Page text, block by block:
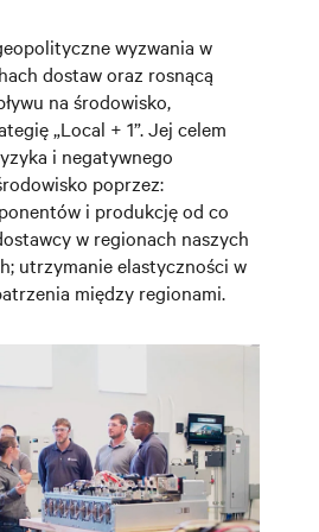
wyzwania w
dostaw oraz rosnącą
na środowisko,
„Local + 1”. Jej celem
i negatywnego
poprzez:
i produkcję od co
w regionach naszych
utrzymanie elastyczności w
między regionami.